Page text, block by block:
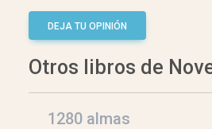
DEJA TU OPINIÓN
Otros libros de
1280 almas